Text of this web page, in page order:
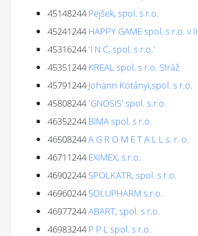
45148244 Pejšek, spol. s r.o.
45241244 HAPPY GAME spol. s r.o. v
45316244'I N C, spol. s r.o.'
45351244 KREAL spol. s r.o. Stráž
45791244 Johann Kotányi,spol. s r.o.
45808244'GNOSIS' spol. s.r.o.
46352244 BIMA spol. s r.o.
46508244A G R O M E T A L L s. r. o.
46711244 EXIMEX, s.r.o.
46902244SPOLKATR, spol. s r.o.
46960244SOLUPHARM s.r.o.
46977244ABART, spol. s r.o.
46983244 P P L spol. s r.o.